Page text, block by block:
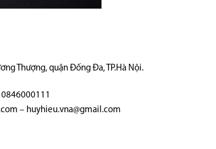
Thượng, quận Đống Đa, TP.Hà Nội.
– huyhieu.vna@gmail.com